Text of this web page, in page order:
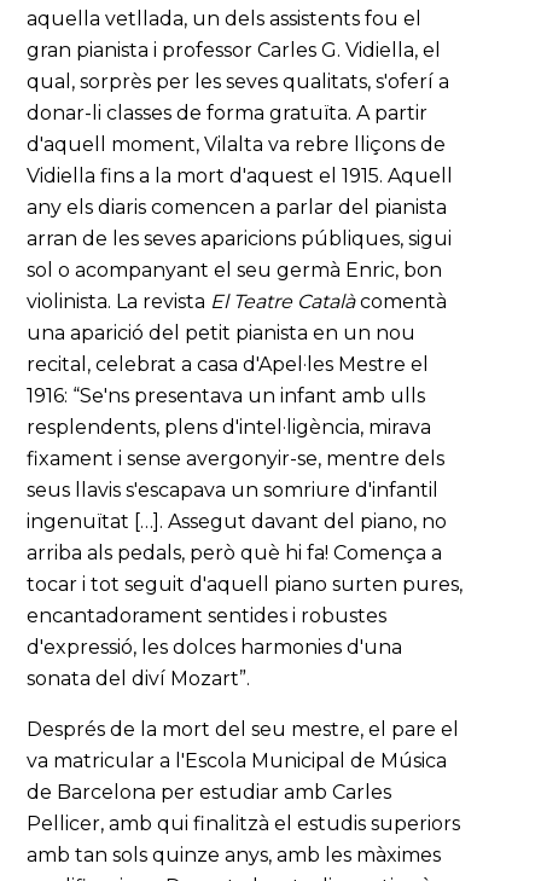
aquella vetllada, un dels assistents fou el
gran pianista i professor Carles G. Vidiella, el
qual, sorprès per les seves qualitats, s'oferí a
donar-li classes de forma gratuïta. A partir
d'aquell moment, Vilalta va rebre lliçons de
Vidiella fins a la mort d'aquest el 1915. Aquell
any els diaris comencen a parlar del pianista
arran de les seves aparicions públiques, sigui
sol o acompanyant el seu germà Enric, bon
violinista. La revista El Teatre Catalàcomentà
una aparició del petit pianista en un nou
recital, celebrat a casa d'Apel·les Mestre el
1916: “Se'ns presentava un infant amb ulls
resplendents, plens d'intel·ligència, mirava
fixament i sense avergonyir-se, mentre dels
seus llavis s'escapava un somriure d'infantil
ingenuïtat […]. Assegut davant del piano, no
arriba als pedals, però què hi fa! Comença a
tocar i tot seguit d'aquell piano surten pures,
encantadorament sentides i robustes
d'expressió, les dolces harmonies d'una
sonata del diví Mozart”.
Després de la mort del seu mestre, el pare el
va matricular a l'Escola Municipal de Música
de Barcelona per estudiar amb Carles
Pellicer, amb qui finalitzà el estudis superiors
amb tan sols quinze anys, amb les màximes